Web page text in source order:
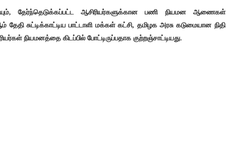
தேர்ந்தெடுக்கப்பட்ட ஆசிரியர்களுக்கான பணி நியமன ஆணைகள்
சுட்டிக்காட்டிய பாட்டாளி மக்கள் கட்சி, தமிழக அரசு கடுமையான நிதி
நியமனத்தை கிடப்பில் போட்டிருப்பதாக குற்றஞ்சாட்டியது.